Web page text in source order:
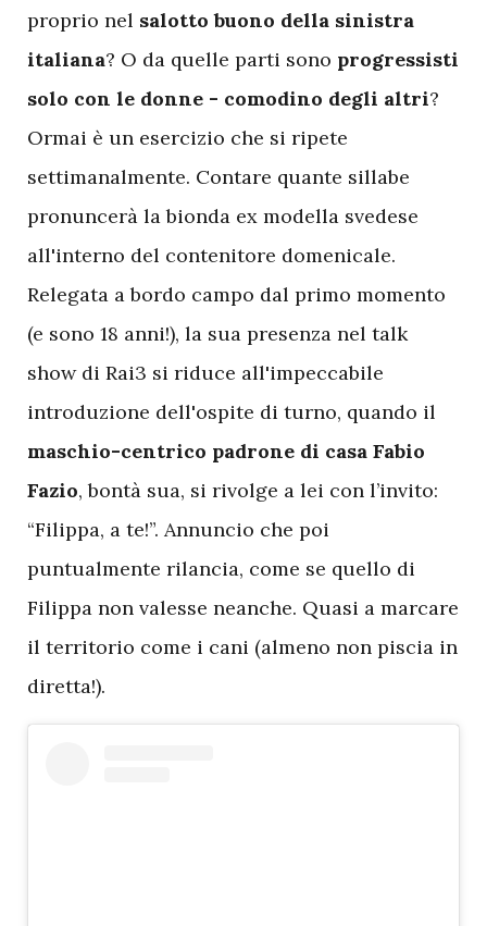
proprio nel salotto buono della sinistra
italiana? O da quelle parti sono progressisti
solo con le donne - comodino degli altri?
Ormai è un esercizio che si ripete
settimanalmente. Contare quante sillabe
pronuncerà la bionda ex modella svedese
all'interno del contenitore domenicale.
Relegata a bordo campo dal primo momento
(e sono 18 anni!), la sua presenza nel talk
show di Rai3 si riduce all'impeccabile
introduzione dell'ospite di turno, quando il
maschio-centrico padrone di casa Fabio
Fazio, bontà sua, si rivolge a lei con l’invito:
“Filippa, a te!”. Annuncio che poi
puntualmente rilancia, come se quello di
Filippa non valesse neanche. Quasi a marcare
il territorio come i cani (almeno non piscia in
diretta!).